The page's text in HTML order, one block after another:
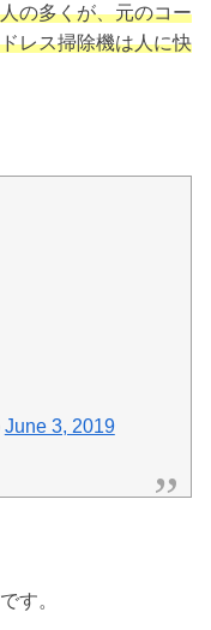
の多くが、元のコー
レス掃除機は人に快
June 3, 2019
す。